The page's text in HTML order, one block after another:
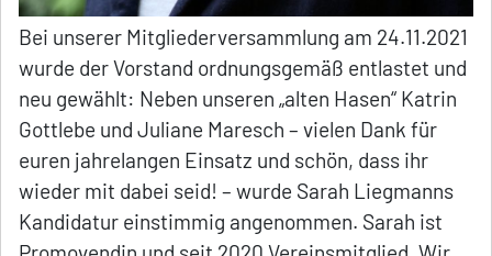
Bei unserer Mitgliederversammlung am 24.11.2021
wurde der Vorstand ordnungsgemäß entlastet und
neu gewählt: Neben unseren „alten Hasen“ Katrin
Gottlebe und Juliane Maresch – vielen Dank für
euren jahrelangen Einsatz und schön, dass ihr
wieder mit dabei seid! – wurde Sarah Liegmanns
Kandidatur einstimmig angenommen. Sarah ist